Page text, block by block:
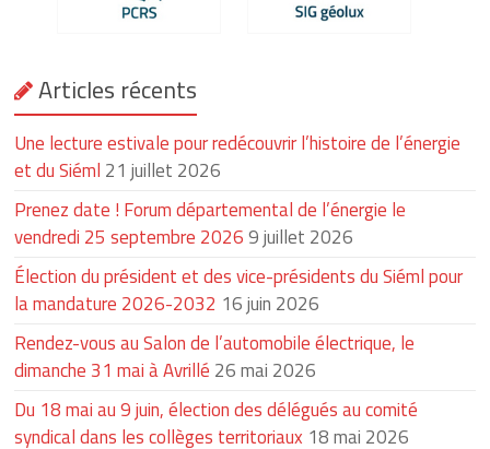
Articles récents
Une lecture estivale pour redécouvrir l’histoire de l’énergie
et du Siéml 21 juillet 2026
Prenez date ! Forum départemental de l’énergie le
vendredi 25 septembre 2026 9 juillet 2026
Élection du président et des vice-présidents du Siéml pour
la mandature 2026-2032 16 juin 2026
Rendez-vous au Salon de l’automobile électrique, le
dimanche 31 mai à Avrillé 26 mai 2026
Du 18 mai au 9 juin, élection des délégués au comité
syndical dans les collèges territoriaux 18 mai 2026